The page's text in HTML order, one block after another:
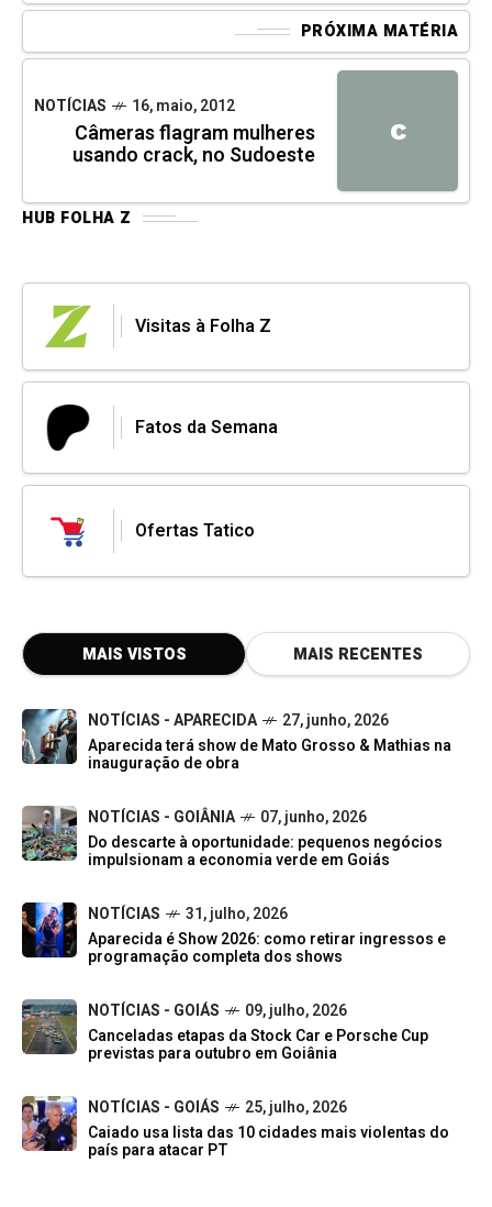
PRÓXIMA MATÉRIA
C
NOTÍCIAS 16, maio, 2012
Câmeras flagram mulheres
usando crack, no Sudoeste
HUB FOLHA Z
Visitas à Folha Z
Fatos da Semana
Ofertas Tatico
MAIS VISTOS MAIS RECENTES
NOTÍCIAS - APARECIDA
27, junho, 2026
Aparecida terá show de Mato Grosso & Mathias na
inauguração de obra
NOTÍCIAS - GOIÂNIA
07, junho, 2026
Do descarte à oportunidade: pequenos negócios
impulsionam a economia verde em Goiás
NOTÍCIAS
31, julho, 2026
Aparecida é Show 2026: como retirar ingressos e
programação completa dos shows
NOTÍCIAS - GOIÁS
09, julho, 2026
Canceladas etapas da Stock Car e Porsche Cup
previstas para outubro em Goiânia
NOTÍCIAS - GOIÁS
25, julho, 2026
Caiado usa lista das 10 cidades mais violentas do
país para atacar PT